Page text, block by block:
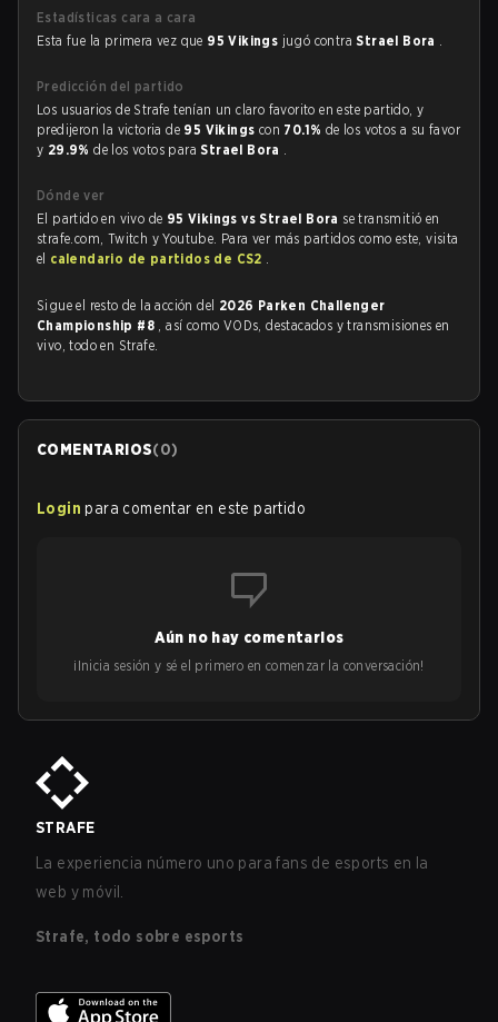
Estadísticas cara a cara
Esta fue la primera vez que 95 Vikings jugó contraStrael Bora .
Predicción del partido
Los usuarios de Strafe tenían un claro favorito en este partido, y
predijeron la victoria de 95 Vikings con 70.1% de los votos a su favor
y 29.9%de los votos paraStrael Bora .
Dónde ver
El partido en vivo de 95 Vikings vs Strael Bora se transmitió en
strafe.com, Twitch y Youtube. Para ver más partidos como este, visita
el calendario de partidos de CS2 .
Sigue el resto de la acción del 2026 Parken Challenger
Championship #8 , así como VODs, destacados y transmisiones en
vivo, todo en Strafe.
COMENTARIOS(0)
Login para comentar en este partido
Aún no hay comentarios
¡Inicia sesión y sé el primero en comenzar la conversación!
STRAFE
La experiencia número uno para fans de esports en la
web y móvil.
Strafe, todo sobre esports